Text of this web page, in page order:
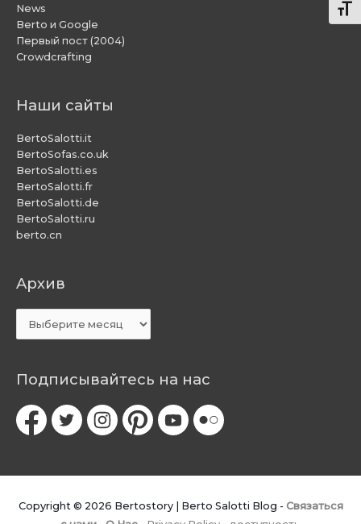
News
Berto и Google
Первый пост (2004)
Crowdcrafting
Наши сайты
BertoSalotti.it
BertoSofas.co.uk
BertoSalotti.es
BertoSalotti.fr
BertoSalotti.de
BertoSalotti.ru
berto.cn
Aрхив
Aрхив
Подписывайтесь на нас
Copyright © 2026 Bertostory | Berto Salotti Blog - Связаться